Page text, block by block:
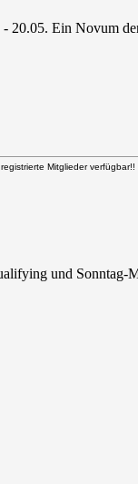
Ein Novum
Mitglieder
und Sonntag-